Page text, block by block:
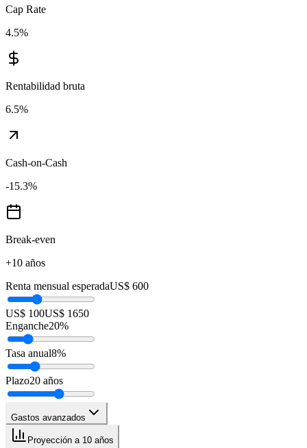
Cap Rate
4.5%
Rentabilidad bruta
6.5%
Cash-on-Cash
-15.3%
Break-even
+10 años
Renta mensual esperadaUS$ 600
US$ 100US$ 1650
Enganche20%
Tasa anual8%
Plazo20 años
Gastos avanzados
Proyección a 10 años